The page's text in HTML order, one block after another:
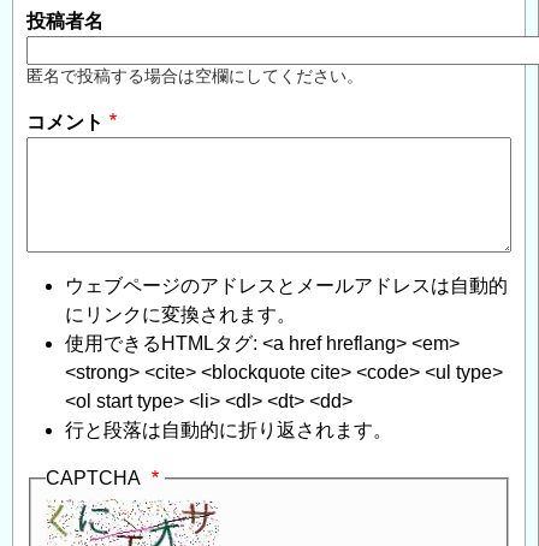
投稿者名
匿名で投稿する場合は空欄にしてください。
コメント
ウェブページのアドレスとメールアドレスは自動的
にリンクに変換されます。
使用できるHTMLタグ: <a href hreflang> <em>
<strong> <cite> <blockquote cite> <code> <ul type>
<ol start type> <li> <dl> <dt> <dd>
行と段落は自動的に折り返されます。
CAPTCHA